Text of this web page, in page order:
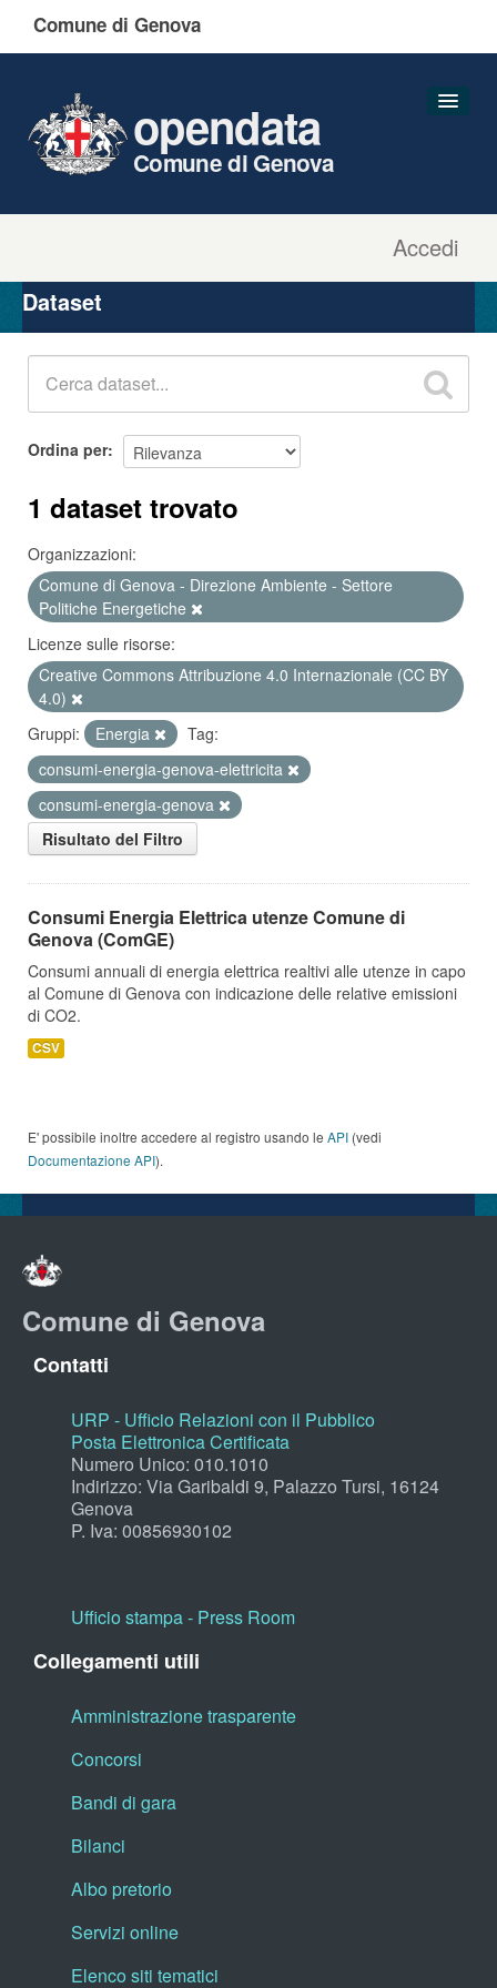
Comune di Genova
Accedi
opendata
Comune di Genova
Organizzazioni
Gruppi
Dataset
Ordina per
1 dataset trovato
Organizzazioni:
Comune di Genova - Direzione Ambiente - Settore
Politiche Energetiche
Licenze sulle risorse:
Creative Commons Attribuzione 4.0 Internazionale (CC BY
4.0)
Gruppi:
Energia
Tag:
consumi-energia-genova-elettricita
consumi-energia-genova
Risultato del Filtro
Consumi Energia Elettrica utenze Comune di
Genova (ComGE)
Consumi annuali di energia elettrica realtivi alle utenze in capo
al Comune di Genova con indicazione delle relative emissioni
di CO2.
CSV
E' possibile inoltre accedere al registro usando le API (vedi
Documentazione API).
Comune di Genova
Contatti
URP - Ufficio Relazioni con il Pubblico
Posta Elettronica Certificata
Numero Unico: 010.1010
Indirizzo: Via Garibaldi 9, Palazzo Tursi, 16124
Genova
P. Iva: 00856930102
Ufficio stampa - Press Room
Collegamenti utili
Amministrazione trasparente
Concorsi
Bandi di gara
Bilanci
Albo pretorio
Servizi online
Elenco siti tematici